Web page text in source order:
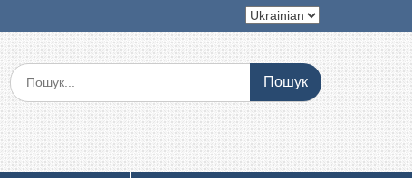
Вибрати
мову
Шукати: